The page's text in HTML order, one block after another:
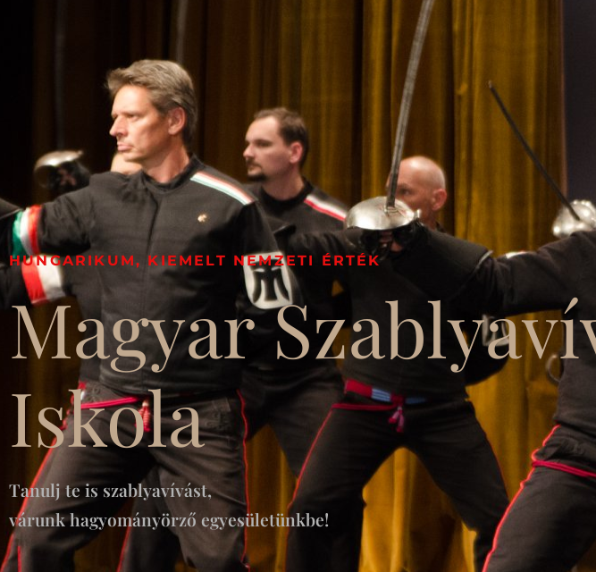
HUNGARIKUM, KIEMELT NEMZETI ÉRTÉK
Magyar
Iskola
Tanulj te is szablyavívást,
várunk hagyományörző egyesületünkbe!